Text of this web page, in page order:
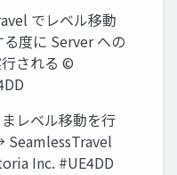
でレベル移動
度に Server への
される ©
レベル移動を行
SeamlessTravel
Inc. #UE4DD